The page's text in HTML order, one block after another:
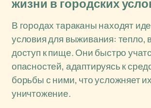
жизни в городских
В городах тараканы находят
условия для выживания: тепло,
доступ к пище. Они быстро
опасностей, адаптируясь к
борьбы с ними, что усложняет их
уничтожение.